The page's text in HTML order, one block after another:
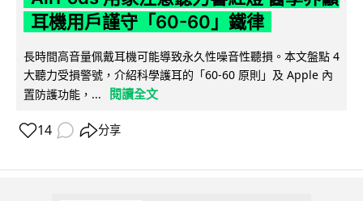
耳機用戶謹守「60-60」鐵律
長時間高音量佩戴耳機可能導致永久性噪音性聽損。本文盤點 4
大聽力受損警號，介紹科學護耳的「60-60 原則」及 Apple 內
置防護功能，...
閱讀全文
14 分享